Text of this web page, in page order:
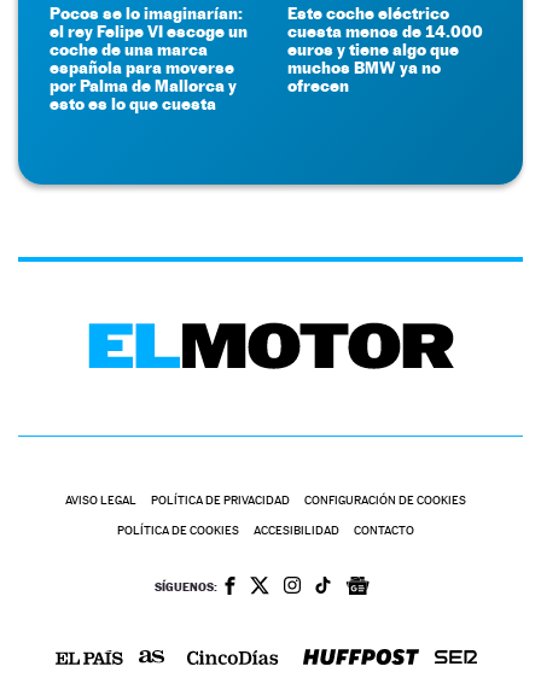
Pocos se lo imaginarían:
el rey Felipe VI escoge un
coche de una marca
española para moverse
por Palma de Mallorca y
esto es lo que cuesta
Este coche eléctrico
cuesta menos de 14.000
euros y tiene algo que
muchos BMW ya no
ofrecen
AVISO LEGAL POLÍTICA DE PRIVACIDAD CONFIGURACIÓN DE COOKIES
POLÍTICA DE COOKIES ACCESIBILIDAD CONTACTO
SÍGUENOS: